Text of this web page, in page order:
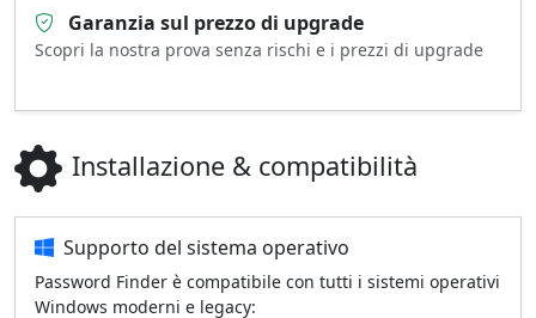
Garanzia sul prezzo di upgrade
Scopri la nostra prova senza rischi e i prezzi di upgrade
Installazione & compatibilità
Supporto del sistema operativo
Password Finder è compatibile con tutti i sistemi operativi
Windows moderni e legacy: